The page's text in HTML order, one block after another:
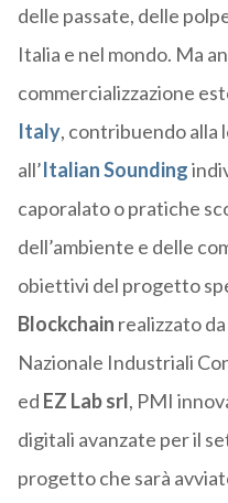
delle passate, delle
Italia e nel mondo. Ma
commercializzazione
Italy, contribuendo alla
all’Italian Sounding
caporalato o pratiche
dell’ambiente e delle
obiettivi del progetto
Blockchain realizzato da
Nazionale Industriali
ed EZ Lab srl, PMI
digitali avanzate per il
progetto che sarà